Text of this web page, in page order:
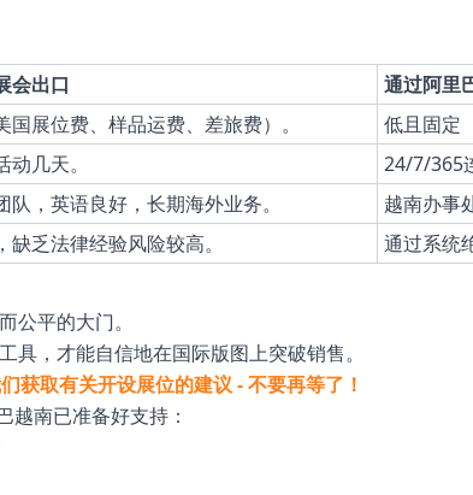
会出口
通过阿里
国展位费、样品运费、差旅费）。
低且固定
几天。
24/7/365
队，英语良好，长期海外业务。
越南办事
缺乏法律经验风险较高。 通过系统
公平的大门。
，才能自信地在国际版图上突破销售。
获取有关开设展位的建议 - 不要再等了！
越南已准备好支持：